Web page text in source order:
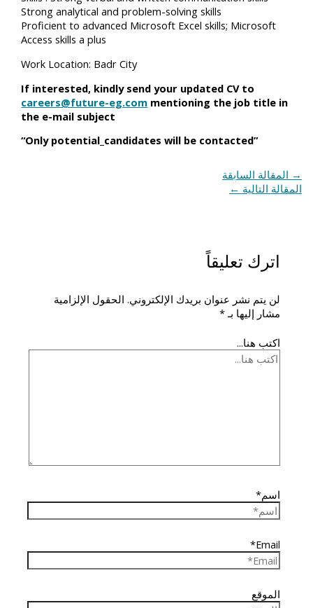
Strong analytical and problem-solving skills
Proficient to advanced Microsoft Excel skills; Microsoft
Access skills a plus
Work Location: Badr City
If interested, kindly send your updated CV to
careers@future-eg.com mentioning the job title in
the e-mail subject
“Only potential_candidates will be contacted”
→ المقالة السابقة
المقالة التالية ←
اترك تعليقاً
لن يتم نشر عنوان بريدك الإلكتروني. الحقول الإلزامية
مشار إليها بـ*
اكتب هنا...
اسم*
Email*
الموقع